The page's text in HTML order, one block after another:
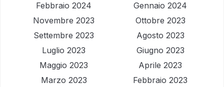
Febbraio 2024
Gennaio 2024
Novembre 2023
Ottobre 2023
Settembre 2023
Agosto 2023
Luglio 2023
Giugno 2023
Maggio 2023
Aprile 2023
Marzo 2023
Febbraio 2023